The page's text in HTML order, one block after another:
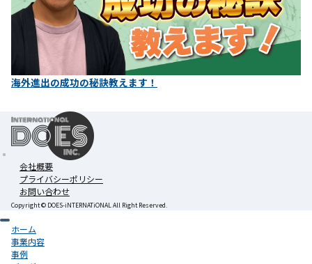
海外進出の成功の秘訣教えます！
会社概要
プライバシーポリシー
お問い合わせ
Copyright ©︎ DOES-iNTERNATiONAL All Right Reserved.
ホーム
事業内容
事例